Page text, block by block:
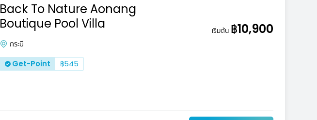
Back To Nature Aonang
Boutique Pool Villa
กระบี
Get-Point
฿545
เริ่มต้น ฿10,900